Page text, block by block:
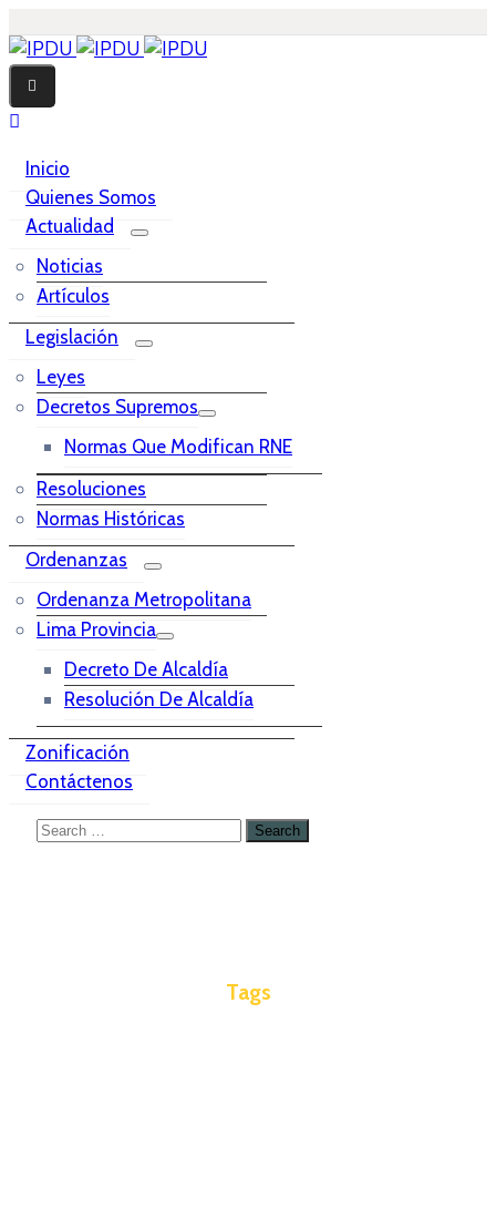
Inicio
Quienes Somos
Actualidad
Noticias
Artículos
Legislación
Leyes
Decretos Supremos
Normas Que Modifican RNE
Resoluciones
Normas Históricas
Ordenanzas
Ordenanza Metropolitana
Lima Provincia
Decreto De Alcaldía
Resolución De Alcaldía
Zonificación
Contáctenos
Tags